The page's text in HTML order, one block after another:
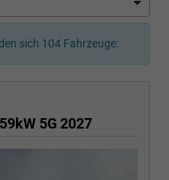
sich 104 Fahrzeuge:
5G 2027